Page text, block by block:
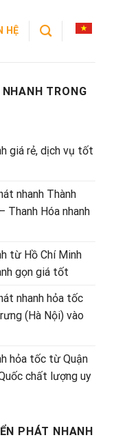
HỆ
TRONG
giá rẻ, dịch vụ tốt
nhanh Thành
Thanh Hóa nhanh
từ Hồ Chí Minh
gọn giá tốt
nhanh hỏa tốc
(Hà Nội) vào
hỏa tốc từ Quận
chất lượng uy
PHÁT NHANH